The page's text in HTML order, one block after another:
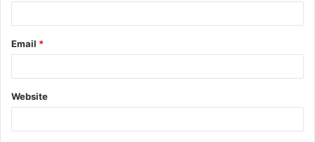
Email *
Website